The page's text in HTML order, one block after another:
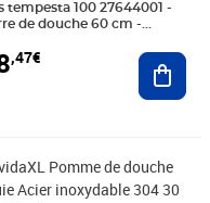
panier
tempesta 100 27644001 -
de douche 60 cm -
,47€
barré 36,99€
31,17€